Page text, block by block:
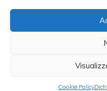
Cookie Policy
TITOLI
CONTRASTARE